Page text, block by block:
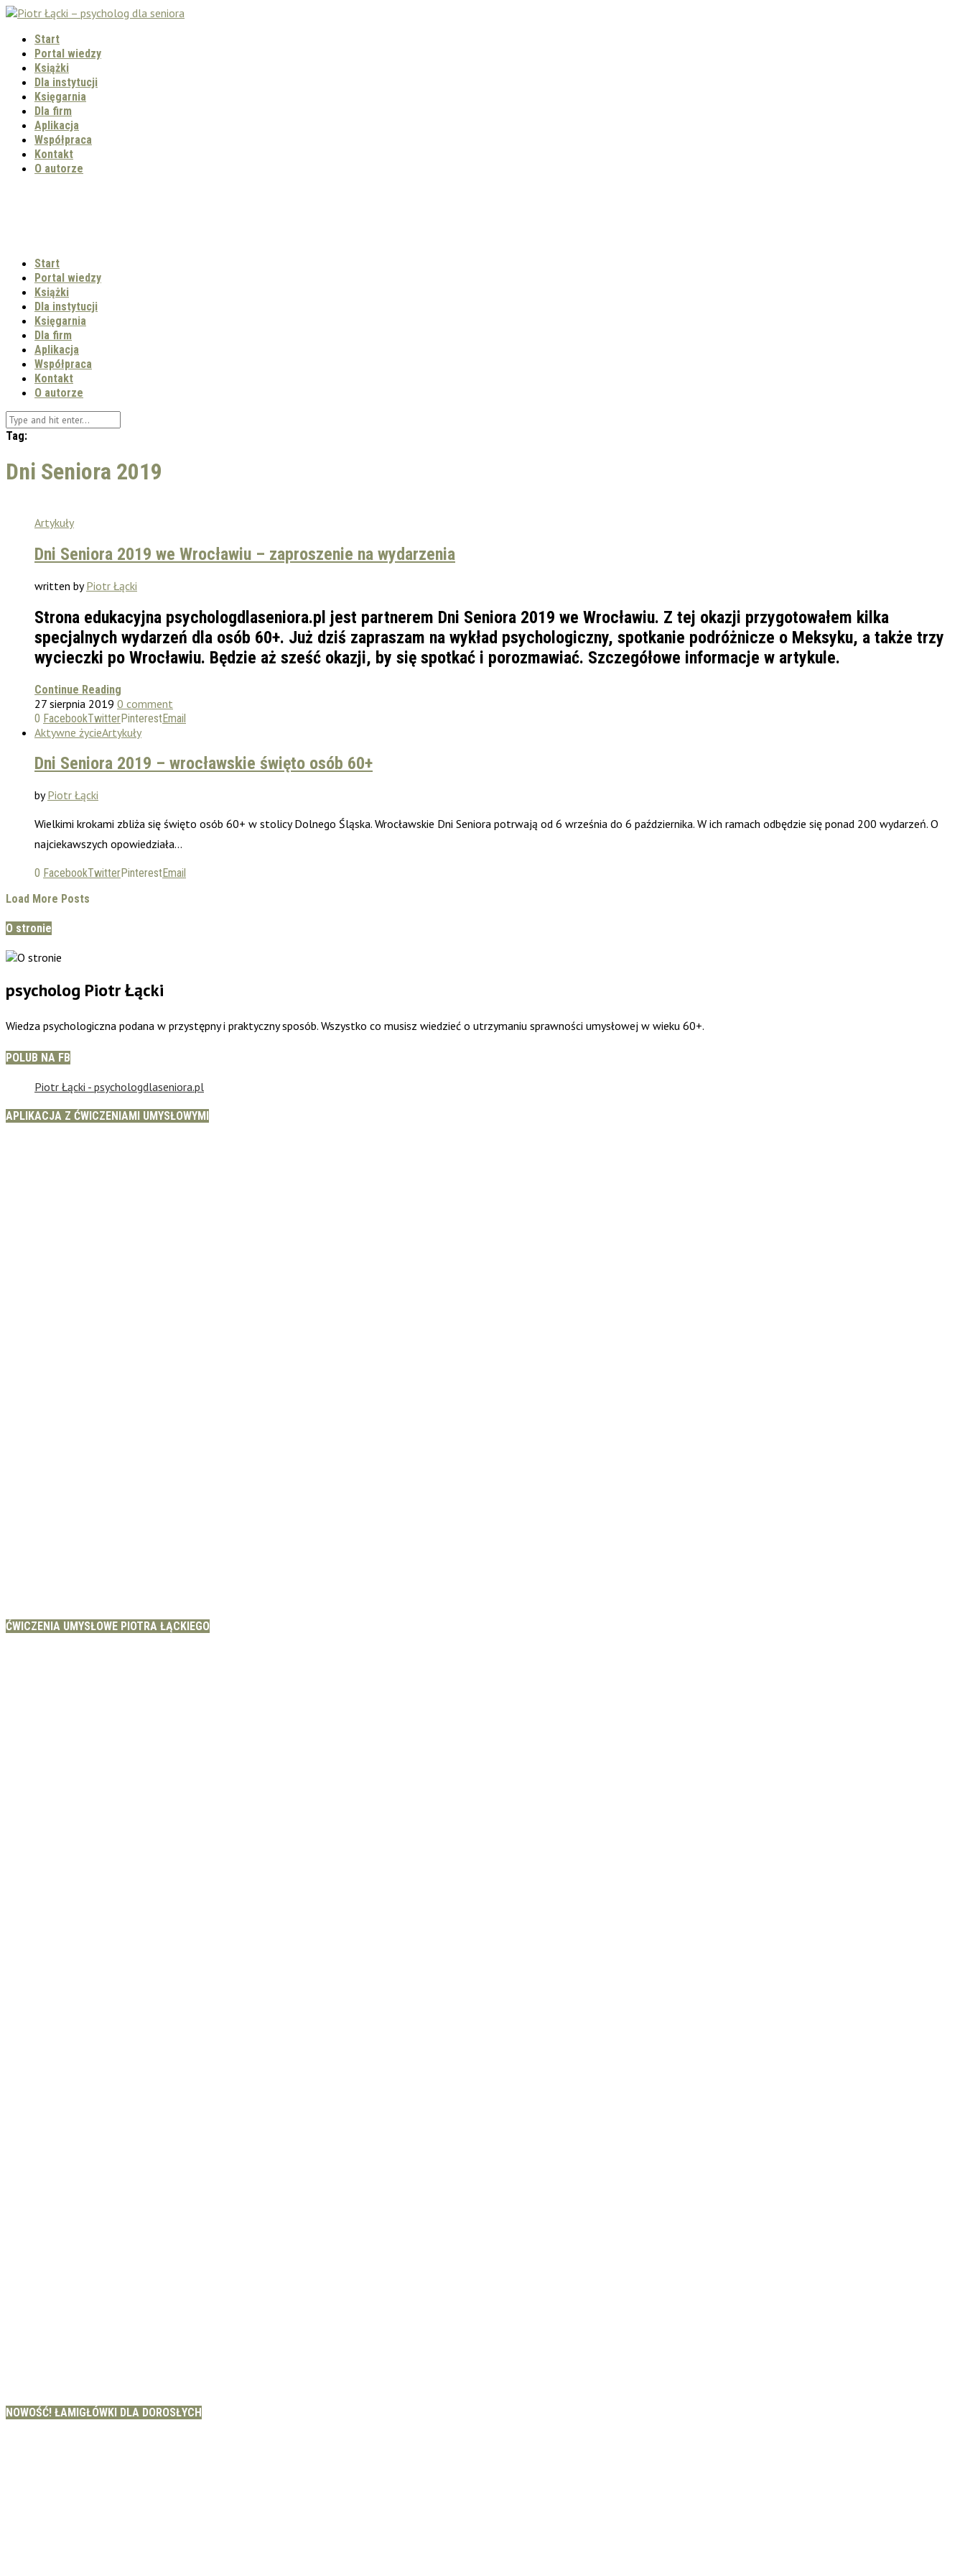
Start
Portal wiedzy
Książki
Dla instytucji
Księgarnia
Dla firm
Aplikacja
Współpraca
Kontakt
O autorze
Start
Portal wiedzy
Książki
Dla instytucji
Księgarnia
Dla firm
Aplikacja
Współpraca
Kontakt
O autorze
Tag:
Dni Seniora 2019
Artykuły
Dni Seniora 2019 we Wrocławiu – zaproszenie na wydarzenia
written byPiotr Łącki
Strona edukacyjna psychologdlaseniora.pl jest partnerem Dni Seniora 2019 we Wrocławiu. Z tej okazji przygotowałem kilka
specjalnych wydarzeń dla osób 60+. Już dziś zapraszam na wykład psychologiczny, spotkanie podróżnicze o Meksyku, a także trzy
wycieczki po Wrocławiu. Będzie aż sześć okazji, by się spotkać i porozmawiać. Szczegółowe informacje w artykule.
Continue Reading
27 sierpnia 2019 0 comment
0 FacebookTwitterPinterestEmail
Aktywne życieArtykuły
Dni Seniora 2019 – wrocławskie święto osób 60+
byPiotr Łącki
Wielkimi krokami zbliża się święto osób 60+ w stolicy Dolnego Śląska. Wrocławskie Dni Seniora potrwają od 6 września do 6 października. W ich ramach odbędzie się ponad 200 wydarzeń. O
najciekawszych opowiedziała…
0 FacebookTwitterPinterestEmail
Load More Posts
O stronie
psycholog Piotr Łącki
Wiedza psychologiczna podana w przystępny i praktyczny sposób. Wszystko co musisz wiedzieć o utrzymaniu sprawności umysłowej w wieku 60+.
POLUB NA FB
Piotr Łącki - psychologdlaseniora.pl
APLIKACJA Z ĆWICZENIAMI UMYSŁOWYMI
ĆWICZENIA UMYSŁOWE PIOTRA ŁĄCKIEGO
NOWOŚĆ! ŁAMIGŁÓWKI DLA DOROSŁYCH